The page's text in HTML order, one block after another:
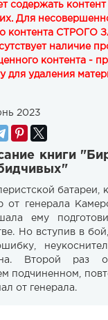
содержать контент
Для
контента
наличие
контента -
для удаления
2023
книги
батареи,
от генерала
ему
Но вступив в
Второй раз
подчиненном,
от генерала.